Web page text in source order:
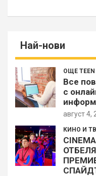
Най-нови
ОЩЕ TEEN
Все
с
август 4,
КИНО И ТВ